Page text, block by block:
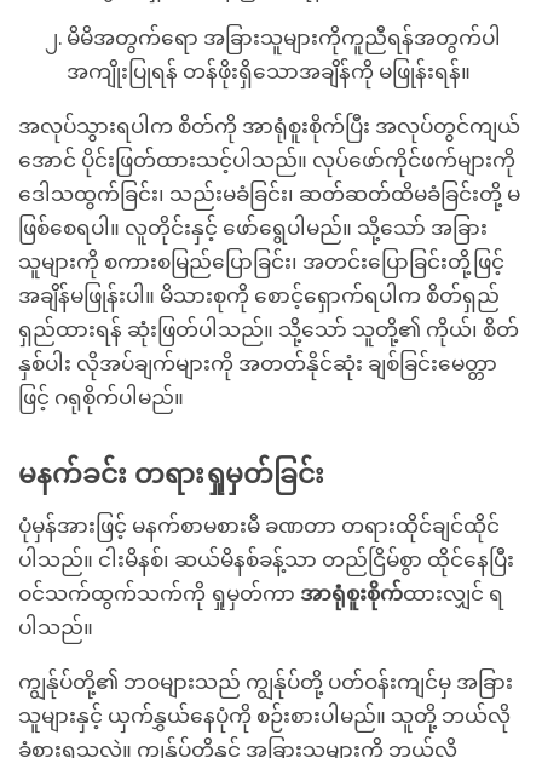
မိမိအတွက်ရော အခြားသူများကိုကူညီရန်အတွက်ပါ
အကျိုးပြုရန် တန်ဖိုးရှိသောအချိန်ကို မဖြုန်းရန်။
အလုပ်သွားရပါက စိတ်ကို အာရုံစူးစိုက်ပြီး အလုပ်တွင်ကျယ်
အောင် ပိုင်းဖြတ်ထားသင့်ပါသည်။ လုပ်ဖော်ကိုင်ဖက်များကို
ဒေါသထွက်ခြင်း၊ သည်းမခံခြင်း၊ ဆတ်ဆတ်ထိမခံခြင်းတို့ မ
ဖြစ်စေရပါ။ လူတိုင်းနှင့် ဖော်ရွေပါမည်။ သို့သော် အခြား
သူများကို စကားစမြည်ပြောခြင်း၊ အတင်းပြောခြင်းတို့ဖြင့်
အချိန်မဖြုန်းပါ။ မိသားစုကို စောင့်ရှောက်ရပါက စိတ်ရှည်
ရှည်ထားရန် ဆုံးဖြတ်ပါသည်။ သို့သော် သူတို့၏ ကိုယ်၊ စိတ်
နှစ်ပါး လိုအပ်ချက်များကို အတတ်နိုင်ဆုံး ချစ်ခြင်းမေတ္တာ
ဖြင့် ဂရုစိုက်ပါမည်။
မနက်ခင်း တရားရှုမှတ်ခြင်း
ပုံမှန်အားဖြင့် မနက်စာမစားမီ ခဏတာ တရားထိုင်ချင်ထိုင်
ပါသည်။ ငါးမိနစ်၊ ဆယ်မိနစ်ခန့်သာ တည်ငြိမ်စွာ ထိုင်နေပြီး
ဝင်သက်ထွက်သက်ကို ရှုမှတ်ကာ အာရုံစူးစိုက်ထားလျှင် ရ
ပါသည်။
ကျွန်ုပ်တို့၏ ဘဝများသည် ကျွန်ုပ်တို့ ပတ်ဝန်းကျင်မှ အခြား
သူများနှင့် ယှက်နွှယ်နေပုံကို စဉ်းစားပါမည်။ သူတို့ ဘယ်လို
ခံစားရသလဲ။ ကျွန်ုပ်တို့နှင့် အခြားသူများကို ဘယ်လို